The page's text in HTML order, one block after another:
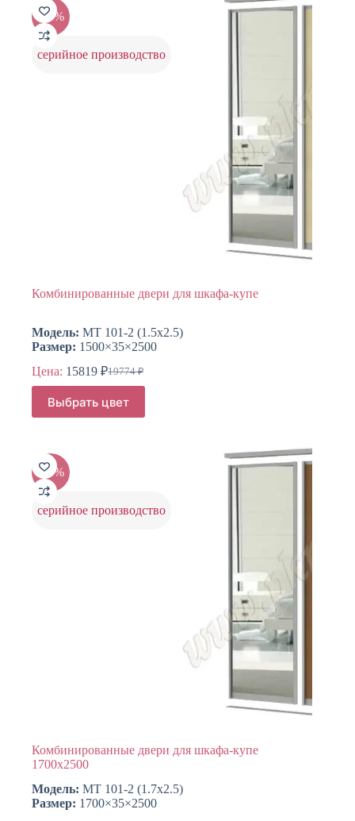
Опции
можно
выбрать
на
странице
-20%
серийное производство
Комбинированные двери для шкафа-купе
Модель: МТ 101-2 (1.5х2.5)
Размер: 1500×35×2500
Цена:
19774₽
Первоначальная
составляла
19774 ₽.
15819 ₽Текущая
15819 ₽.
Выбрать цвет
Этот
товар
имеет
Опции
можно
выбрать
на
странице
-20%
серийное производство
Комбинированные двери для шкафа-купе
1700х2500
Модель: МТ 101-2 (1.7х2.5)
Размер: 1700×35×2500